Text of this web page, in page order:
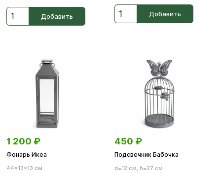
Добавить Добавить
1 200 ₽
Фонарь Икеа
44×13×13 см
450 ₽
Подсвечник Бабочка
d=12 см, h=27 см